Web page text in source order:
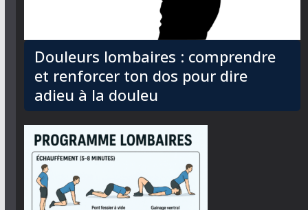
Douleurs lombaires : comprendre
et renforcer ton dos pour dire
adieu à la douleu